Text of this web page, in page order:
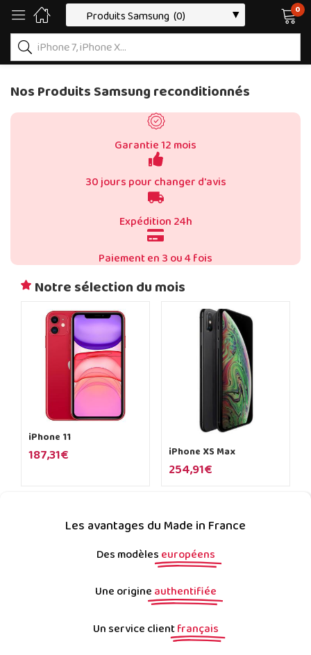
0
Nos Produits Samsung reconditionnés
Garantie 12 mois
30 jours pour changer d'avis
Expédition 24h
Paiement en 3 ou 4 fois
Notre sélection du mois
iPhone 11
187,31€ iPhone XS Max
254,91€
Les avantages du Made in France
Des modèles européens
Une origine authentifiée
Un service clientfrançais